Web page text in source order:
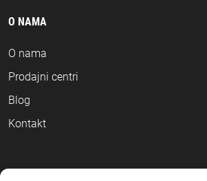
O NAMA
O nama
Prodajni centri
Blog
Kontakt